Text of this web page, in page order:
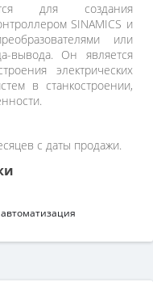
для создания
SINAMICS и
или
вывода. Он является
электрических
в станкостроении,
с даты продажи.